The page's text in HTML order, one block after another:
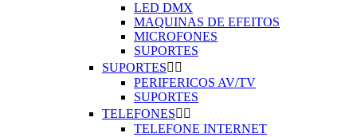
LED DMX
MAQUINAS DE EFEITOS
MICROFONES
SUPORTES
SUPORTES 
PERIFERICOS AV/TV
SUPORTES
TELEFONES 
TELEFONE INTERNET